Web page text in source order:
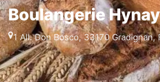
Boulangerie
1 All. Don Bosco, 33170 Gradignan,